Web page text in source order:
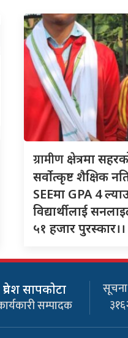
ग्रामीण क्षेत्रमा
सर्वोत्कृष्ट शैक्षिक
SEEमा GPA 4
विद्यार्थीलाई
५१ हजार पुरस्कार।।
प्रवेश सापकाेटा
सम्पादक
सूचना